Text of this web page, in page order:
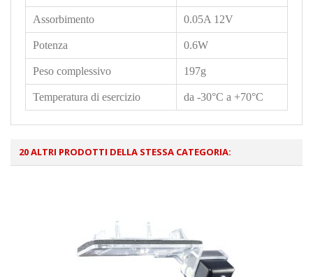
Assorbimento 0.05A 12V
Potenza 0.6W
Peso complessivo 197g
Temperatura di esercizio da -30°C a +70°C
20 ALTRI PRODOTTI DELLA STESSA CATEGORIA: